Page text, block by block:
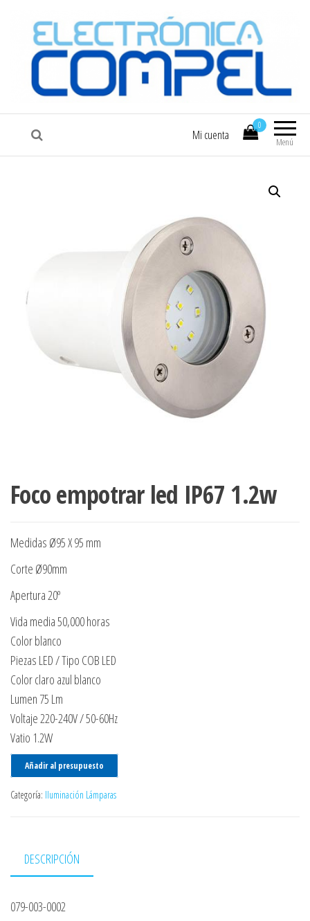
COMPEL Electrónica COMPEL
Menú
0
Mi cuenta
Foco empotrar led IP67 1.2w
Medidas Ø95 X 95 mm
Corte Ø90mm
Apertura 20º
Vida media 50,000 horas
Color blanco
Piezas LED / Tipo COB LED
Color claro azul blanco
Lumen 75 Lm
Voltaje 220-240V / 50-60Hz
Vatio 1.2W
Añadir al presupuesto
Categoría: Iluminación Lámparas
DESCRIPCIÓN
079-003-0002